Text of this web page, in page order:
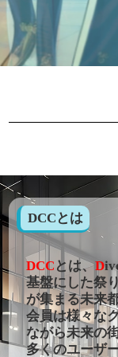
DCCとは
DCC とは、D
基盤にした祭
が集まる未来都
会員は様々な
ながら未来の
多くのユーザ